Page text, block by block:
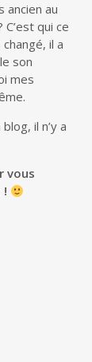
ancien au
qui ce
il a
son
mes
il n’y a
vous
!